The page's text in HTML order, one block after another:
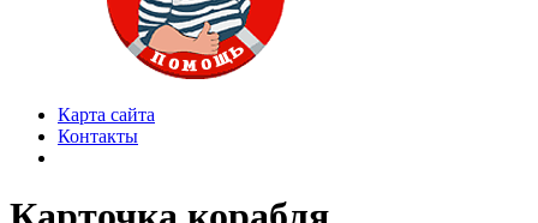
Карта сайта
Контакты